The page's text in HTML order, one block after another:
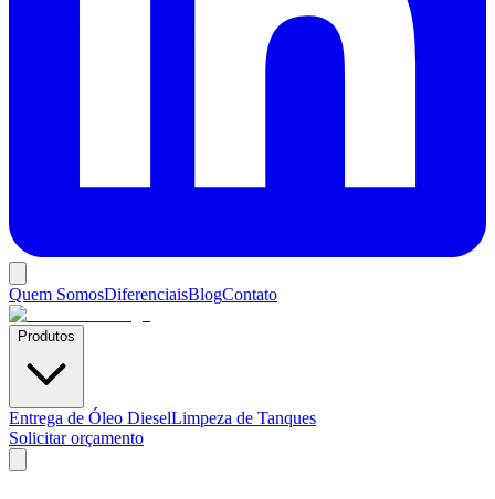
Quem SomosDiferenciaisBlogContato
Produtos
Entrega de Óleo DieselLimpeza de Tanques
Solicitar orçamento